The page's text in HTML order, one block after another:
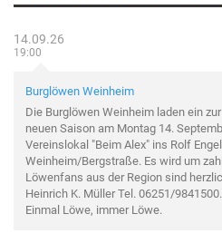
14.09.26
19:00
Burglöwen Weinheim
Die Burglöwen Weinheim laden ein
neuen Saison am Montag 14.
Vereinslokal "Beim Alex" ins Rolf
Weinheim/Bergstraße. Es wird um
Löwenfans aus der Region sind
Heinrich K. Müller Tel. 06251/
Einmal Löwe, immer Löwe.